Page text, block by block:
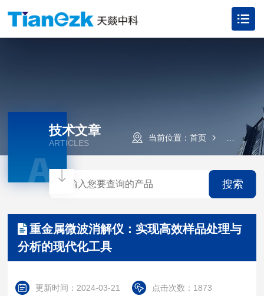
当前位置： 首页 技术文章
A
技术文章
ARTICLES
搜索
重金属微波消解仪：实现高效样品处理与
分析的现代化工具
更新时间：2024-03-21 点击次数：1873